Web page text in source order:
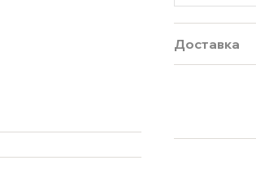
Доставка